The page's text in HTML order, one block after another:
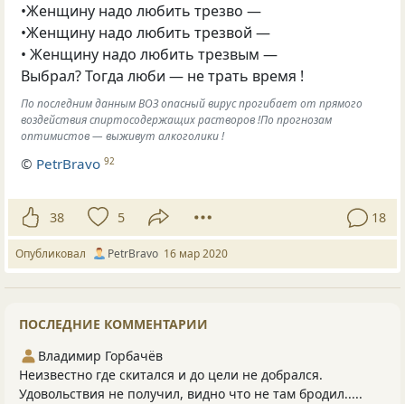
•Женщину надо любить трезво —
•Женщину надо любить трезвой —
• Женщину надо любить трезвым —
Выбрал? Тогда люби — не трать время !
По последним данным ВОЗ опасный вирус прогибает от прямого
воздействия спиртосодержащих растворов !По прогнозам
оптимистов — выживут алкоголики !
© PetrBravo 92
38 5 18
Опубликовал PetrBravo 16 мар 2020
ПОСЛЕДНИЕ КОММЕНТАРИИ
Владимир Горбачёв
Неизвестно где скитался и до цели не добрался.
Удовольствия не получил, видно что не там бродил.....